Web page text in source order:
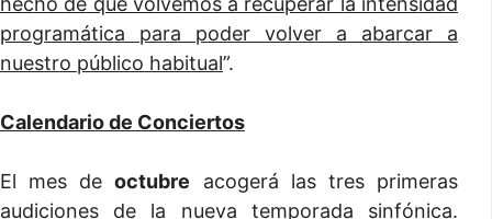
programática para poder volver a abarcar a
nuestro público habitual”.
Calendario de Conciertos
El mes deoctubre acogerá las tres primeras
audiciones de la nueva temporada sinfónica.